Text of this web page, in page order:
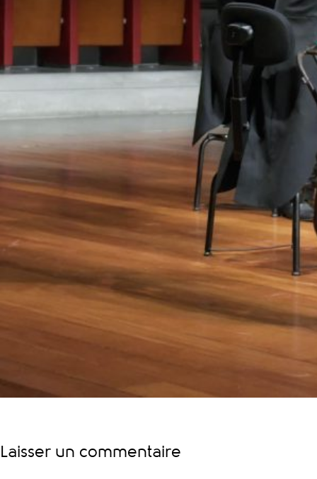
Laisser un commentaire